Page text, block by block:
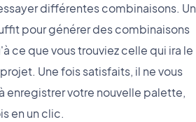
différentes combinaisons. Un
pour générer des combinaisons
ce que vous trouviez celle qui ira le
Une fois satisfaits, il ne vous
enregistrer votre nouvelle palette,
en un clic.